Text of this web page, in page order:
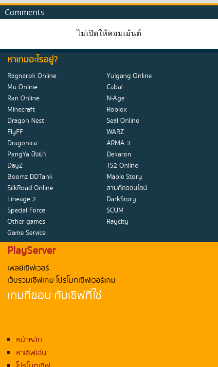
Comments
ไม่เปิดให้คอมเม้นต์
หาเกมอะไรอยู่?
Ragnarok Online
Yulgang Online
Mu Online
Cabal
Ran Online
N-Age
Minecraft
Roblox
Dragon Nest
Seal Online
FlyFF
WARZ
Dragonica
ARMA 3
PangYa ปังย่า
Dekaron
DayZ
TS2 Online
Boomz DDTank
Maple Story
SilkRoad Online
สามก๊กออนไลน์
Lineage 2
DarkStory
Special Force
SCUM
Other games
Raycity
Game Service
PlayServer
เพลย์เซิฟเวอร์
เว็บรวมเซิฟเกม โปรโมทเซิฟเวอร์เกม
เกมที่ชอบ กับเซิฟที่ใช่
หน้าหลัก
หาเซิฟเล่น